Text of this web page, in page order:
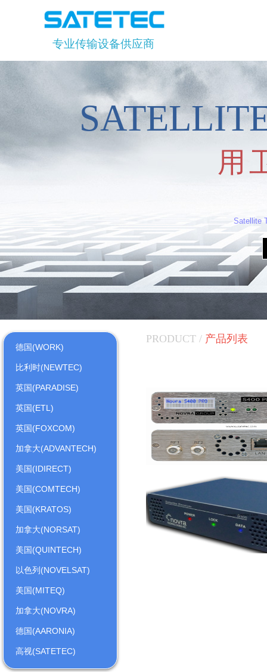
专业传输设备供应商
Satellite
用
PRODUCT / 产品列表
德国(WORK)
比利时(NEWTEC)
英国(PARADISE)
英国(ETL)
英国(FOXCOM)
加拿大(ADVANTECH)
美国(IDIRECT)
美国(COMTECH)
美国(KRATOS)
加拿大(NORSAT)
美国(QUINTECH)
以色列(NOVELSAT)
美国(MITEQ)
加拿大(NOVRA)
德国(AARONIA)
高视(SATETEC)